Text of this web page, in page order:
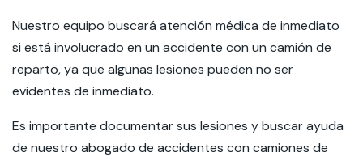
Nuestro equipo buscará atención médica de inmediato
si está involucrado en un accidente con un camión de
reparto, ya que algunas lesiones pueden no ser
evidentes de inmediato.
Es importante documentar sus lesiones y buscar ayuda
de nuestro abogado de accidentes con camiones de